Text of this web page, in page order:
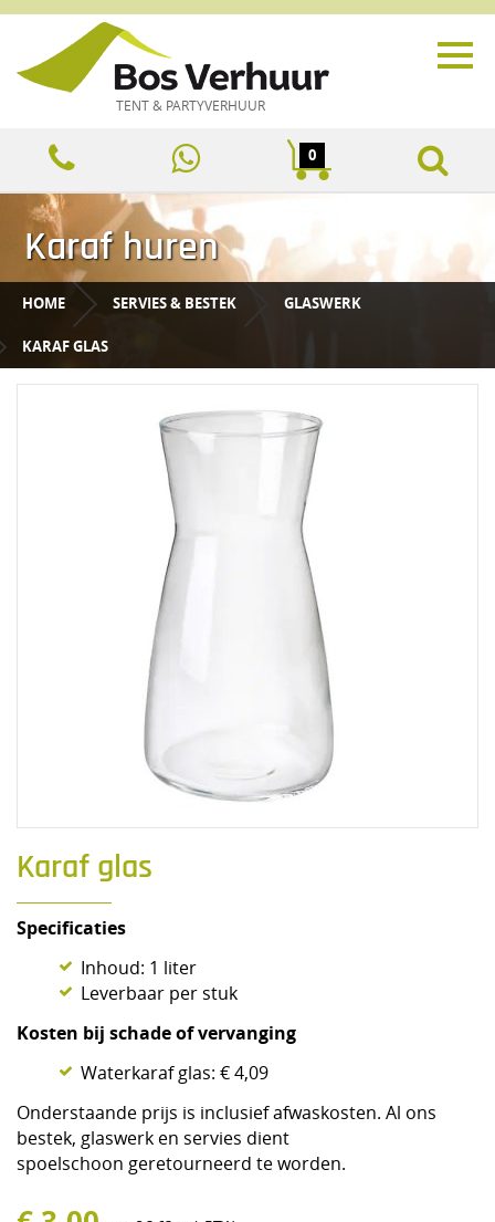
TENT & PARTYVERHUUR
0
Karaf huren
HOME SERVIES & BESTEK GLASWERK
KARAF GLAS
Karaf glas
Specificaties
Inhoud: 1 liter
Leverbaar per stuk
Kosten bij schade of vervanging
Waterkaraf glas: € 4,09
Onderstaande prijs is inclusief afwaskosten. Al ons
bestek, glaswerk en servies dient
spoelschoon geretourneerd te worden.